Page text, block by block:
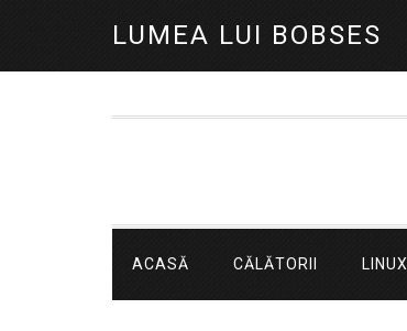
LUMEA LUI BOBSES
ACASĂ CĂLĂTORII LINUX